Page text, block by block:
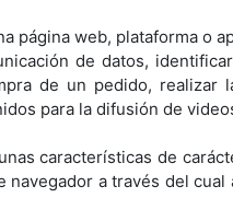
página web, plataforma
de datos,
de un pedido,
para la difusión de
características de
a través del